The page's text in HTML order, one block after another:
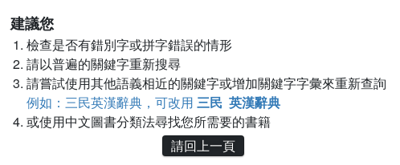
建議您
檢查是否有錯別字或拼字錯誤的情形
請以普遍的關鍵字重新搜尋
請嘗試使用其他語義相近的關鍵字或增加關鍵字字彙來重新查詢
例如：三民英漢辭典，可改用 三民 英漢辭典
或使用中文圖書分類法尋找您所需要的書籍
請回上一頁